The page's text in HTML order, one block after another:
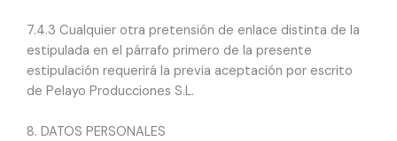
7.4.3 Cualquier otra pretensión de enlace distinta de la
estipulada en el párrafo primero de la presente
estipulación requerirá la previa aceptación por escrito
de Pelayo Producciones S.L.
8. DATOS PERSONALES